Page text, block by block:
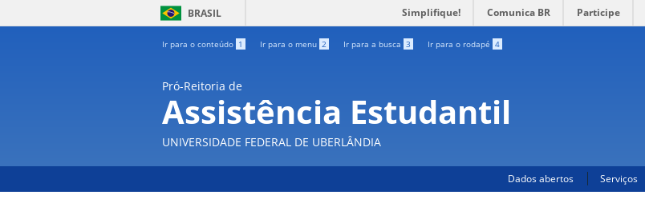
BRASIL Simplifique! Comunica BR Participe
Ir para o conteúdo 1 Ir para o menu 2 Ir para a busca 3 Ir para o rodapé 4
Pró-Reitoria de
Assistência Estudantil
UNIVERSIDADE FEDERAL DE UBERLÂNDIA
Dados abertos Serviços